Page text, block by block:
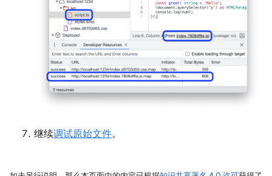
继续调试原始文件。